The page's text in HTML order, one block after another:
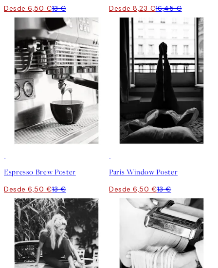
Desde 6,50 €13 € Desde 8,23 €16,45 €
Espresso Brew Poster
Desde 6,50 €13 €
Paris Window Poster
Desde 6,50 €13 €